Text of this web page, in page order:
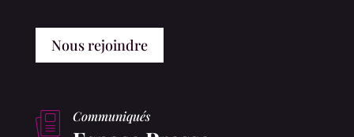
Nous rejoindre
Communiqués